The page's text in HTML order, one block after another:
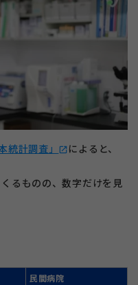
統計調査」 open_in_new によると、
るものの、数字だけを見
民間病院